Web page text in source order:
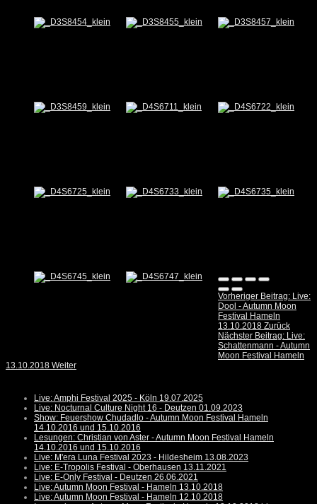
Vorheriger Beitrag: Live:
Dool - Autumn Moon
Festival Hameln
13.10.2018 Zurück
Nächster Beitrag: Live:
Schattenmann - Autumn
Moon Festival Hameln
13.10.2018 Weiter
Live: Amphi Festival 2025 - Köln 19.07.2025
Live: Nocturnal Culture Night 16 - Deutzen 01.09.2023
Show: Feuershow Chudadlo - Autumn Moon Festival Hameln
14.10.2016 und 15.10.2016
Lesungen: Christian von Aster - Autumn Moon Festival Hameln
14.10.2016 und 15.10.2016
Live: M'era Luna Festival 2023 - Hildesheim 13.08.2023
Live: E-Tropolis Festival - Oberhausen 13.11.2021
Live: E-Only Festival - Deutzen 26.06.2021
Live: Autumn Moon Festival - Hameln 13.10.2018
Live: Autumn Moon Festival - Hameln 12.10.2018